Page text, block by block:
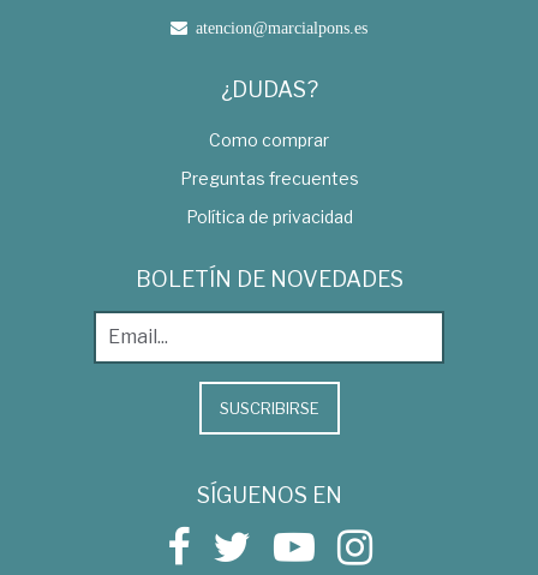
atencion@marcialpons.es
¿DUDAS?
Como comprar
Preguntas frecuentes
Política de privacidad
BOLETÍN DE NOVEDADES
SUSCRIBIRSE
SÍGUENOS EN